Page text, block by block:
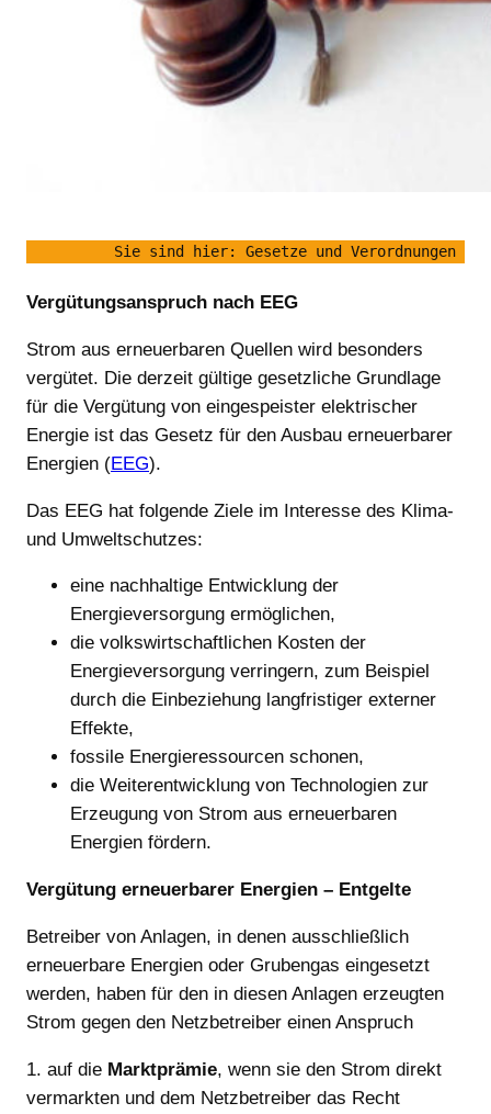
Sie sind hier: Gesetze und Verordnungen
Vergütungsanspruch nach EEG
Strom aus erneuerbaren Quellen wird besonders
vergütet. Die derzeit gültige gesetzliche Grundlage
für die Vergütung von eingespeister elektrischer
Energie ist das Gesetz für den Ausbau erneuerbarer
Energien (EEG).
Das EEG hat folgende Ziele im Interesse des Klima-
und Umweltschutzes:
eine nachhaltige Entwicklung der
Energieversorgung ermöglichen,
die volkswirtschaftlichen Kosten der
Energieversorgung verringern, zum Beispiel
durch die Einbeziehung langfristiger externer
Effekte,
fossile Energieressourcen schonen,
die Weiterentwicklung von Technologien zur
Erzeugung von Strom aus erneuerbaren
Energien fördern.
Vergütung erneuerbarer Energien – Entgelte
Betreiber von Anlagen, in denen ausschließlich
erneuerbare Energien oder Grubengas eingesetzt
werden, haben für den in diesen Anlagen erzeugten
Strom gegen den Netzbetreiber einen Anspruch
1. auf die Marktprämie, wenn sie den Strom direkt
vermarkten und dem Netzbetreiber das Recht